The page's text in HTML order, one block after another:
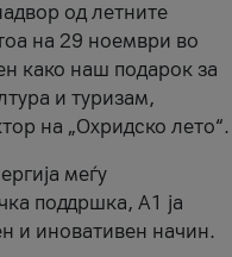
од летните
на 29 ноември во
како наш подарок за
и туризам,
на „Охридско лето“.
меѓу
поддршка, A1 ја
и иновативен начин.